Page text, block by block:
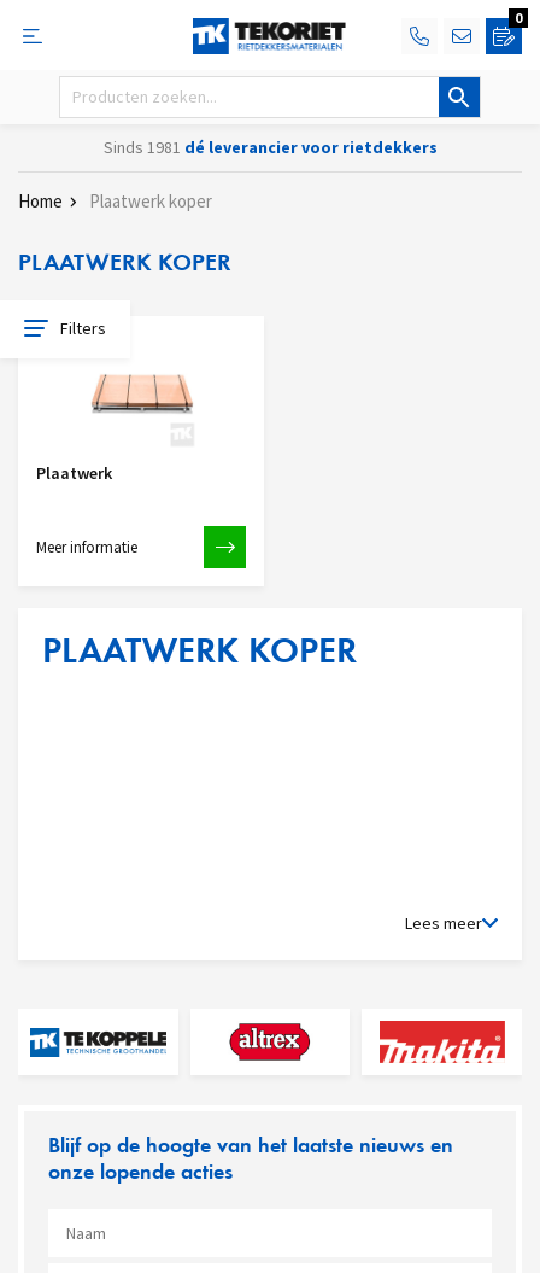
0
Sinds 1981 dé leverancier voor rietdekkers
Home Plaatwerk koper
PLAATWERK KOPER
Filters
Plaatwerk
Meer informatie
PLAATWERK KOPER
Lees meer
Blijf op de hoogte van het laatste nieuws en
onze lopende acties